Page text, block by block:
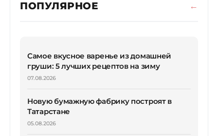
ПОПУЛЯРНОЕ
Самое вкусное варенье из домашней
груши: 5 лучших рецептов на зиму
07.08.2026
Новую бумажную фабрику построят в
Татарстане
05.08.2026